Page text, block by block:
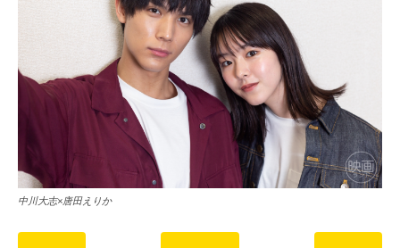
中川大志×唐田えりか